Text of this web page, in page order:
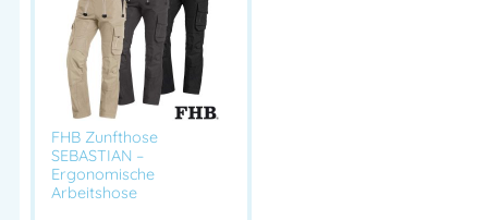
FHB Zunfthose
SEBASTIAN –
Ergonomische
Arbeitshose